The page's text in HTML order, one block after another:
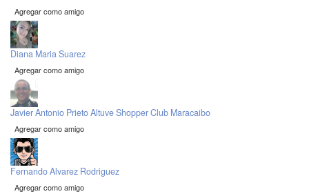
Agregar como amigo
Diana Maria Suarez
Agregar como amigo
Javier Antonio Prieto Altuve Shopper Club Maracaibo
Agregar como amigo
Fernando Alvarez Rodriguez
Agregar como amigo